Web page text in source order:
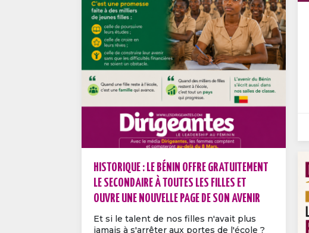
HISTORIQUE : LE BÉNIN OFFRE GRATUITEMENT
LE SECONDAIRE À TOUTES LES FILLES ET
OUVRE UNE NOUVELLE PAGE DE SON AVENIR
Et si le talent de nos filles n'avait plus
jamais à s'arrêter aux portes de l'école ?